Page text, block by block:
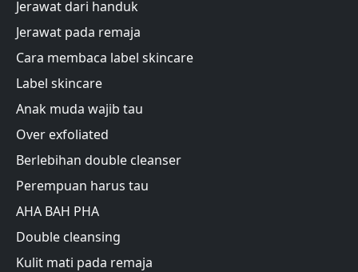
Jerawat dari handuk
Jerawat pada remaja
Cara membaca label skincare
Label skincare
Anak muda wajib tau
Over exfoliated
Berlebihan double cleanser
Perempuan harus tau
AHA BAH PHA
Double cleansing
Kulit mati pada remaja